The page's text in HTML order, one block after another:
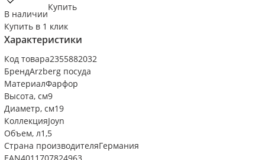
В наличии
Купить
Купить в 1 клик
Характеристики
Код товара2355882032
БрендArzberg посуда
МатериалФарфор
Высота, см9
Диаметр, см19
КоллекцияJoyn
Объем, л1,5
Страна производителяГермания